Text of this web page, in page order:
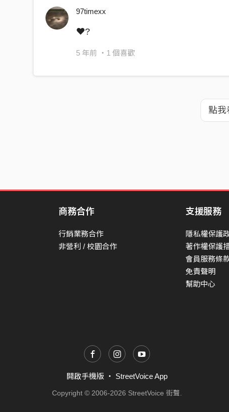
先天條件不平等 是該要如何競爭
We’re born different and how are y’all gon’
Now that the beat is gone
我 是第十個哇胸散甲（我最貧窮）
and I’m that poorest one out of that ten
順便介紹一下我的家庭背 景
Imma tell you a little bit about myself
My parents are disappointed ever since I
If my wife knows, she prolly will say shit like
我老妹不在這 man他嫁去荷蘭飛 行
My sister’s not here, she got married and
我女兒 只會說爸爸 開車小心
97timexx
❤️‍?
5 年前 ・1 個喜歡
點我
商務合作
行銷業務合作
非營利 / 校園合作
支援服務
隱私權保護
著作權保護
會員服務條
免責聲明
幫助中心
開啟手機版 ・ StreetVoice App
Copyright © 2006-2026 StreetVoice 街聲.